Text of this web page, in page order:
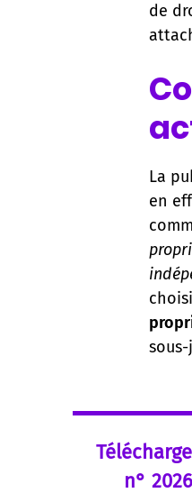
de
La
en
n°